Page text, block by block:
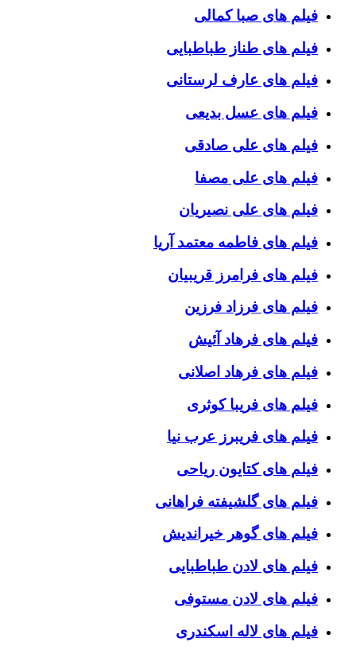
فیلم های صبا کمالی
فیلم های طناز طباطبایی
فیلم های عارف لرستانی
فیلم های عسل بدیعی
فیلم های علی صادقی
فیلم های علی مصفا
فیلم های علی نصیریان
فیلم های فاطمه معتمد آریا
فیلم های فرامرز قریبیان
فیلم های فرزاد فرزین
فیلم های فرهاد آئیش
فیلم های فرهاد اصلانی
فیلم های فریبا کوثری
فیلم های فریبرز عرب نیا
فیلم های کتایون ریاحی
فیلم های گلشیفته فراهانی
فیلم های گوهر خیراندیش
فیلم های لادن طباطبایی
فیلم های لادن مستوفی
فیلم های لاله اسکندری